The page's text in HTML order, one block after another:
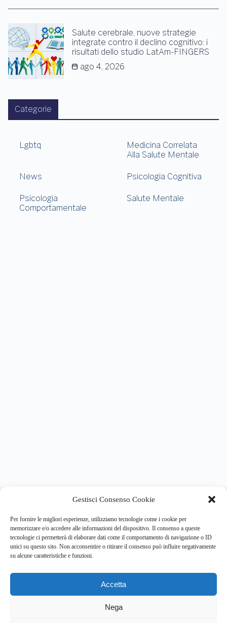
Gestisci Consenso Cookie
Per fornire le migliori esperienze, utilizziamo tecnologie come i cookie per
memorizzare e/o accedere alle informazioni del dispositivo. Il consenso a queste
tecnologie ci permetterà di elaborare dati come il comportamento di navigazione o ID
unici su questo sito. Non acconsentire o ritirare il consenso può influire negativamente
su alcune caratteristiche e funzioni.
Accetta
Nega
Salute cerebrale, nuove strategie
integrate contro il declino cognitivo: i
risultati dello studio LatAm-FINGERS
ago 4, 2026
Categorie
Lgbtq
Medicina Correlata
Alla Salute Mentale
News Psicologia Cognitiva
Psicologia
Comportamentale
Salute Mentale
psicologia e salute mentale.
Address:
VIA USODIMARE 3 - 37138 - VERONA (VR)
info@respira.re
045-511-7681